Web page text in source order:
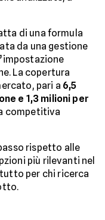
di una formula
da una gestione
La copertura
pari a 6,5
e 1,3 milioni per
competitiva
rispetto alle
più rilevanti nel
per chi ricerca